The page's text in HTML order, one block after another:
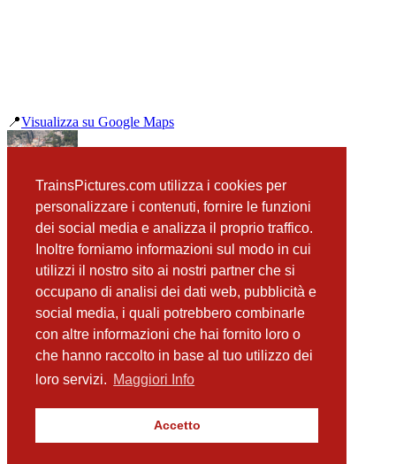
TrainsPictures.com utilizza i cookies per
personalizzare i contenuti, fornire le funzioni
dei social media e analizza il proprio traffico.
Inoltre forniamo informazioni sul modo in cui
utilizzi il nostro sito ai nostri partner che si
occupano di analisi dei dati web, pubblicità e
social media, i quali potrebbero combinarle
con altre informazioni che hai fornito loro o
che hanno raccolto in base al tuo utilizzo dei
loro servizi. Maggiori Info
Accetto
📍Visualizza su Google Maps
precedente
E656 457 Taormina-Giardini
successiva
E656 074 Isolabella ICN 1959
📸 Fotografie scattate nei dintorniVedi tutte ➔
E646 206 Taormina - Giardini
(39 m)
E656 093 e stazione di Taormina-Giardini
E424 232 e ALn668 1547 Taormina